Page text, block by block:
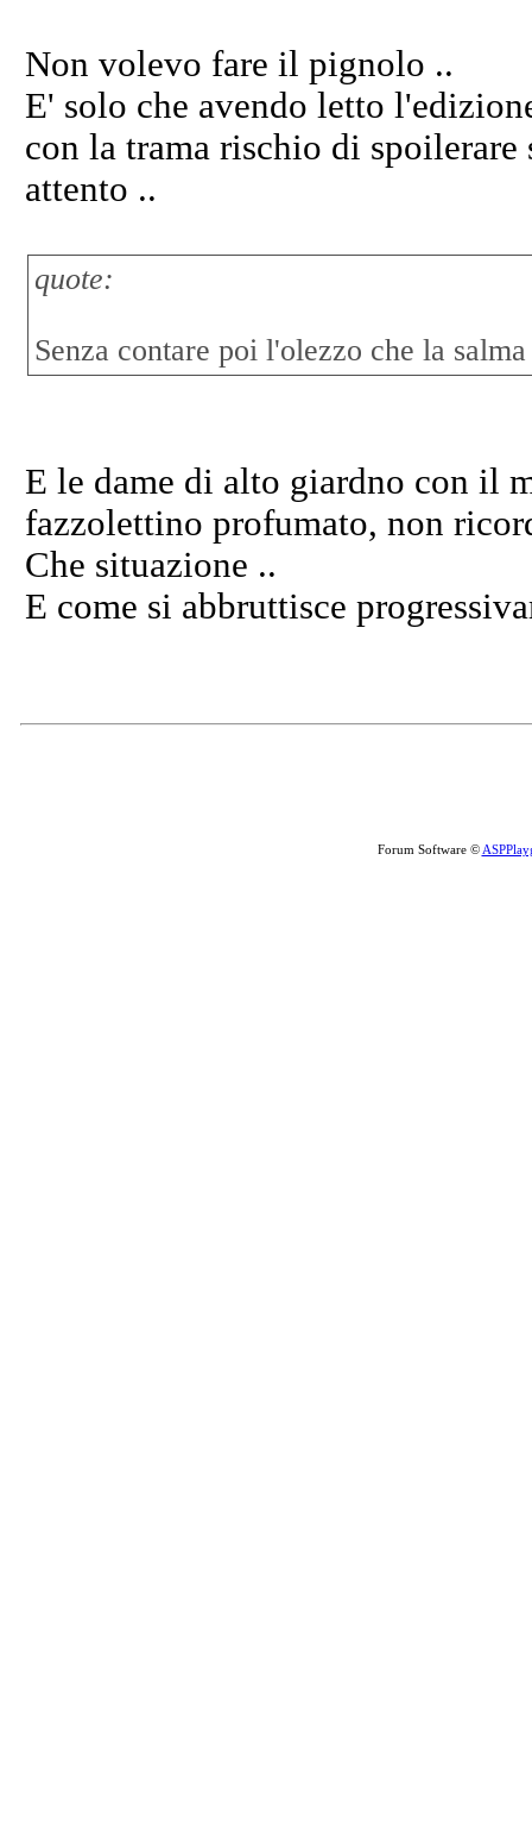
Non volevo fare il pignolo ..
E' solo che avendo letto
con la trama rischio di spoilerare
attento ..
quote:
Senza contare poi l'olezzo che la
E le dame di alto giardno con il
fazzolettino profumato, non
Che situazione ..
E come si abbruttisce
Forum Software ©